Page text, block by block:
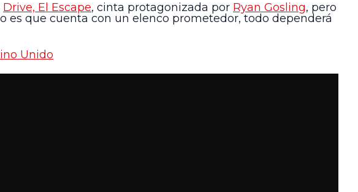
Drive, El Escape, cinta protagonizada por Ryan Gosling, pero
es que cuenta con un elenco prometedor, todo dependerá
Unido